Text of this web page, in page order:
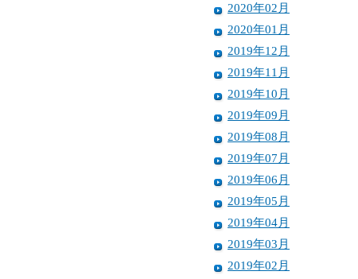
2020年02月
2020年01月
2019年12月
2019年11月
2019年10月
2019年09月
2019年08月
2019年07月
2019年06月
2019年05月
2019年04月
2019年03月
2019年02月